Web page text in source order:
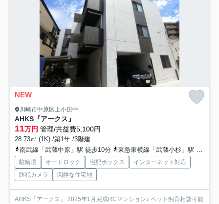
NEW
川崎市中原区上小田中
AHKS『アークス』
11万円 管理/共益費5,100円
28.73㎡ (1K) /築1年 /3階建
南武線「武蔵中原」駅 徒歩10分
東急東横線「武蔵小杉」駅 徒歩18分
駐輪場 オートロック 宅配ボックス
インターネット対応
防犯カメラ
閑静な住宅地
AHKS『アークス』 2025年1月完成RCマンション♪ ペット飼育相談可能